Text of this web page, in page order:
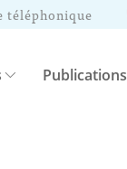
téléphonique
Publications